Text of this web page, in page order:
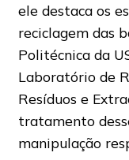
ele destaca os
reciclagem das
Politécnica da
Laboratório de
Resíduos e
tratamento
manipulação